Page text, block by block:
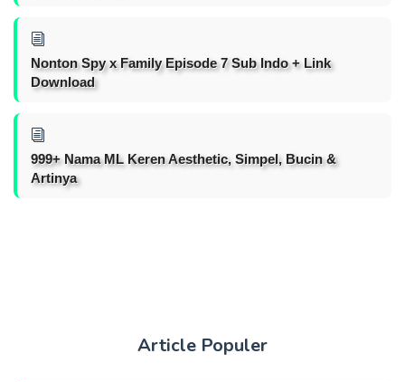
Nonton Spy x Family Episode 7 Sub Indo + Link
Download
999+ Nama ML Keren Aesthetic, Simpel, Bucin &
Artinya
Article Populer